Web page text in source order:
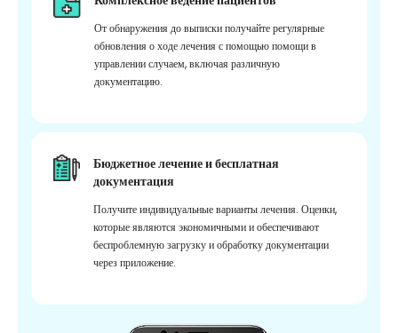
От обнаружения до выписки получайте регулярные
обновления о ходе лечения с помощью помощи в
управлении случаем, включая различную
документацию.
Бюджетное лечение и бесплатная
документация
Получите индивидуальные варианты лечения. Оценки,
которые являются экономичными и обеспечивают
беспроблемную загрузку и обработку документации
через приложение.